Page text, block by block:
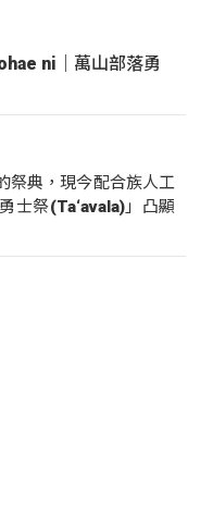
ni｜萬山部落勇
祭典，現今配合族人工
士祭(Ta‘avala)」凸顯